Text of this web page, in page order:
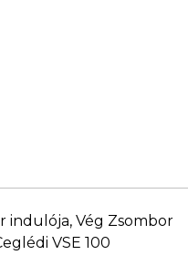
indulója, Vég Zsombor
VSE 100